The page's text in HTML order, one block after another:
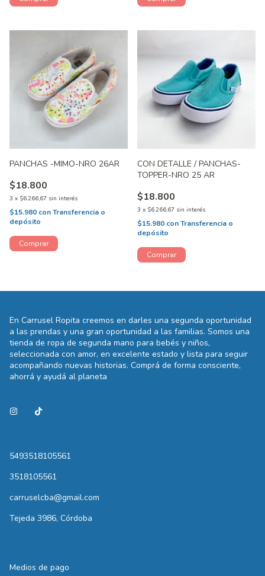
PANCHAS -MIMO-NRO 26AR
$18.800
3 x $6.266,67 sin interés
$15.980 conTransferencia o
depósito
CON DETALLE / PANCHAS-
TOPPER-NRO 25 AR
$18.800
3 x $6.266,67 sin interés
$15.980 conTransferencia o
depósito
En Carrusel Ropita creemos en darles una segunda oportunidad
a las prendas y una gran oportunidad a las familias. Somos una
tienda de ropa de segunda mano para bebés y niños,
seleccionada con amor, en excelente estado y lista para seguir
acompañando nuevas historias. Comprá de forma consciente,
ahorrá y ayudá al planeta
5493518105561
3518105561
carruselcba@gmail.com
Tejeda 3986, Córdoba
Medios de pago